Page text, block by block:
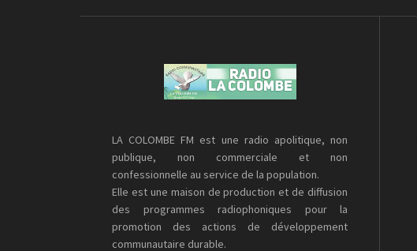
LA COLOMBE FM est une radio apolitique, non
publique, non commerciale et non
confessionnelle au service de la population.
Elle est une maison de production et de diffusion
des programmes radiophoniques pour la
promotion des actions de développement
communautaire durable.